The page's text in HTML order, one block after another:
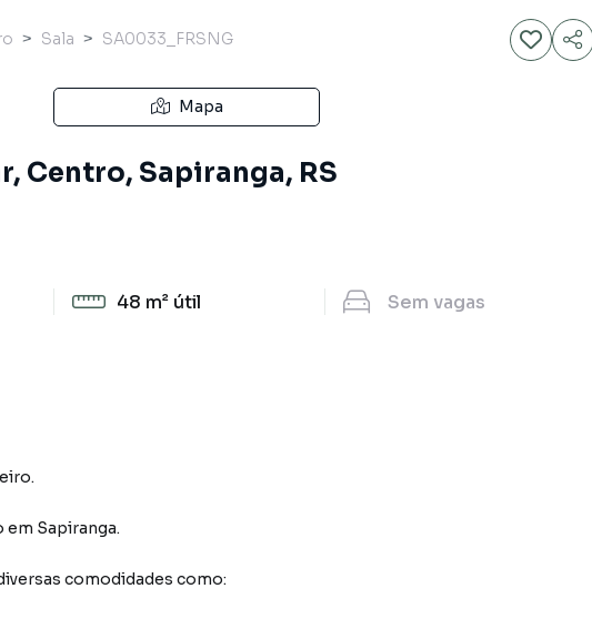
Sala SA0033_FRSNG
Mapa
Centro, Sapiranga, RS
48 m² útil Sem vagas
em Sapiranga.
comodidades como: